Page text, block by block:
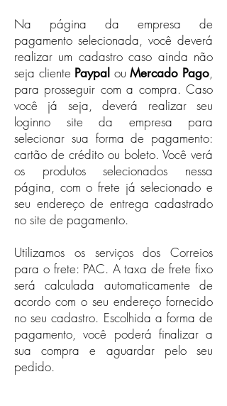
Na página da empresa de
pagamento selecionada, você deverá
realizar um cadastro caso ainda não
seja cliente Paypal ouMercado Pago,
para prosseguir com a compra. Caso
você já seja, deverá realizar seu
loginno site da empresa para
selecionar sua forma de pagamento:
cartão de crédito ou boleto. Você verá
os produtos selecionados nessa
página, com o frete já selecionado e
seu endereço de entrega cadastrado
no site de pagamento.​
Utilizamos os serviços dos Correios
para o frete: PAC. A taxa de frete fixo
será calculada automaticamente de
acordo com o seu endereço fornecido
no seu cadastro. Escolhida a forma de
pagamento, você poderá finalizar a
sua compra e aguardar pelo seu
pedido.